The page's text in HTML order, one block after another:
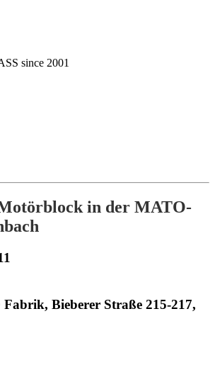
since 2001
Motörblock in der MATO-
Bieberer Straße 215-217,